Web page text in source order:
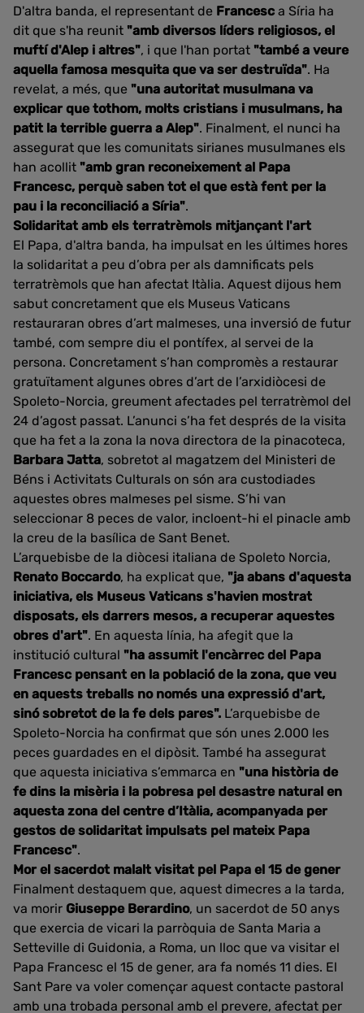
D'altra banda, el representant de Francesc a Síria ha
dit que s'ha reunit "amb diversos líders religiosos, el
muftí d'Alep i altres", i que l'han portat "també a veure
aquella famosa mesquita que va ser destruïda". Ha
revelat, a més, que "una autoritat musulmana va
explicar que tothom, molts cristians i musulmans, ha
patit la terrible guerra a Alep". Finalment, el nunci ha
assegurat que les comunitats sirianes musulmanes els
han acollit "amb gran reconeixement al Papa
Francesc, perquè saben tot el que està fent per la
pau i la reconciliació a Síria".
Solidaritat amb els terratrèmols mitjançant l'art
El Papa, d'altra banda, ha impulsat en les últimes hores
la solidaritat a peu d’obra per als damnificats pels
terratrèmols que han afectat Itàlia. Aquest dijous hem
sabut concretament que els Museus Vaticans
restauraran obres d’art malmeses, una inversió de futur
també, com sempre diu el pontífex, al servei de la
persona. Concretament s’han compromès a restaurar
gratuïtament algunes obres d’art de l’arxidiòcesi de
Spoleto-Norcia, greument afectades pel terratrèmol del
24 d’agost passat. L’anunci s’ha fet després de la visita
que ha fet a la zona la nova directora de la pinacoteca,
Barbara Jatta, sobretot al magatzem del Ministeri de
Béns i Activitats Culturals on són ara custodiades
aquestes obres malmeses pel sisme. S’hi van
seleccionar 8 peces de valor, incloent-hi el pinacle amb
la creu de la basílica de Sant Benet.
L’arquebisbe de la diòcesi italiana de Spoleto Norcia,
Renato Boccardo, ha explicat que, "ja abans d'aquesta
iniciativa, els Museus Vaticans s'havien mostrat
disposats, els darrers mesos, a recuperar aquestes
obres d'art". En aquesta línia, ha afegit que la
institució cultural "ha assumit l'encàrrec del Papa
Francesc pensant en la població de la zona, que veu
en aquests treballs no només una expressió d'art,
sinó sobretot de la fe dels pares". L’arquebisbe de
Spoleto-Norcia ha confirmat que són unes 2.000 les
peces guardades en el dipòsit. També ha assegurat
que aquesta iniciativa s’emmarca en "una història de
fe dins la misèria i la pobresa pel desastre natural en
aquesta zona del centre d’Itàlia, acompanyada per
gestos de solidaritat impulsats pel mateix Papa
Francesc".
Mor el sacerdot malalt visitat pel Papa el 15 de gener
Finalment destaquem que, aquest dimecres a la tarda,
va morir Giuseppe Berardino, un sacerdot de 50 anys
que exercia de vicari la parròquia de Santa Maria a
Setteville di Guidonia, a Roma, un lloc que va visitar el
Papa Francesc el 15 de gener, ara fa només 11 dies. El
Sant Pare va voler començar aquest contacte pastoral
amb una trobada personal amb el prevere, afectat per